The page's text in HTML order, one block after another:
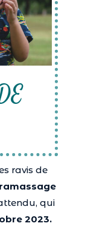
ravis de
qui
2023.